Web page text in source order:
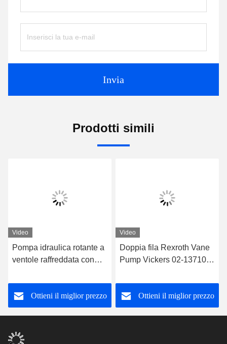
Invia
Prodotti simili
Video
Pompa idraulica rotante a
ventole raffreddata con
Vickers 20V11A-1D22R
Ottieni il miglior prezzo
Video
Doppia fila Rexroth Vane
Pump Vickers 02-137106-
Ottieni il miglior prezzo